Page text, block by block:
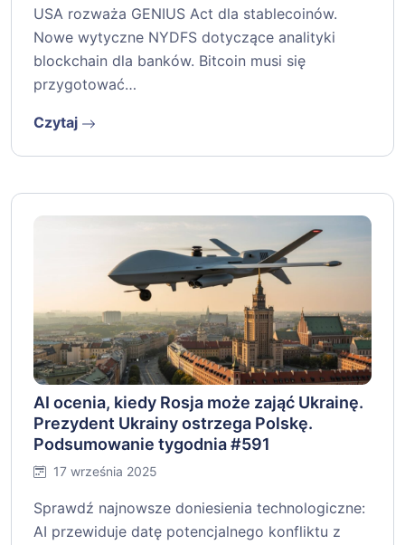
USA rozważa GENIUS Act dla stablecoinów.
Nowe wytyczne NYDFS dotyczące analityki
blockchain dla banków. Bitcoin musi się
przygotować…
Czytaj
AI ocenia, kiedy Rosja może zająć Ukrainę.
Prezydent Ukrainy ostrzega Polskę.
Podsumowanie tygodnia #591
17 września 2025
Sprawdź najnowsze doniesienia technologiczne:
AI przewiduje datę potencjalnego konfliktu z